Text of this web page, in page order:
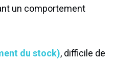
un comportement
du stock), difficile de